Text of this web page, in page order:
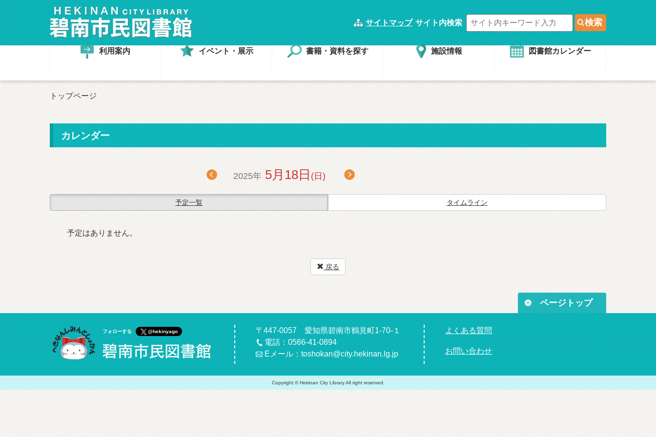
サイトマップ サイト内検索 検索
利用案内 イベント・展示 書籍・資料を探す 施設情報 図書館カレンダー
トップページ
カレンダー
2025年5月18日 (日)
予定一覧 タイムライン
予定はありません。
戻る
ページトップ
フォローする @hekinyago
〒447-0057 愛知県碧南市鶴見町1-70-１
電話：0566-41-0894
Eメール：toshokan@city.hekinan.lg.jp
よくある質問
お問い合わせ
Copyright © Hekinan City Library All right reserved.